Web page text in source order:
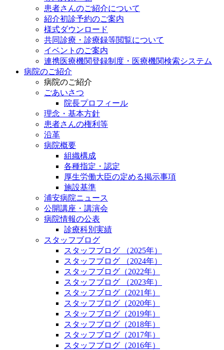
患者さんのご紹介について
紹介初診予約のご案内
様式ダウンロード
共同診療・診療録等閲覧について
イベントのご案内
連携医療機関登録制度・医療機関検索システム
病院のご紹介
病院のご紹介
ごあいさつ
院長プロフィール
理念・基本方針
患者さんの権利等
沿革
病院概要
組織構成
各種指定・認定
厚生労働大臣の定める掲示事項
施設基準
浦安病院ニュース
公開講座・講演会
病院情報の公表
診療科別実績
スタッフブログ
スタッフブログ （2025年）
スタッフブログ （2024年）
スタッフブログ（2022年）
スタッフブログ （2023年）
スタッフブログ（2021年）
スタッフブログ（2020年）
スタッフブログ（2019年）
スタッフブログ（2018年）
スタッフブログ（2017年）
スタッフブログ（2016年）